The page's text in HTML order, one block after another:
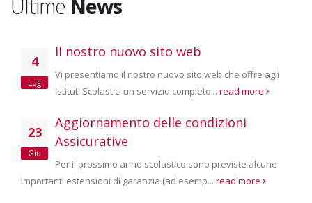
Ultime News
4
Lug
Il nostro nuovo sito web
Vi presentiamo il nostro nuovo sito web che offre agli
Istituti Scolastici un servizio completo... read more
23
Giu
Aggiornamento delle condizioni
Assicurative
Per il prossimo anno scolastico sono previste alcune
importanti estensioni di garanzia (ad esemp... read more